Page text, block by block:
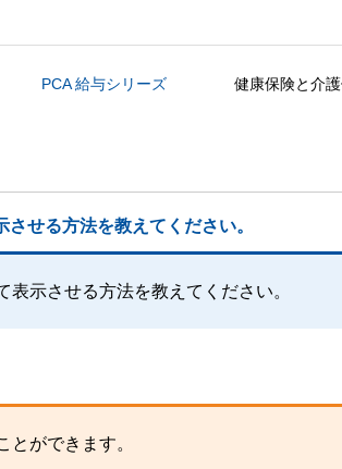
PCA 給与シリーズ 健康保険と介
せる方法を教えてください。
示させる方法を教えてください。
とができます。